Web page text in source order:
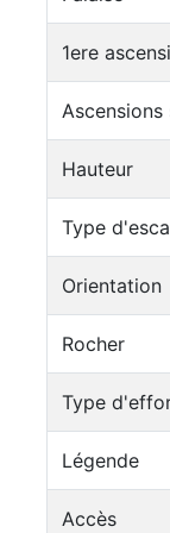
1ere
Ascensions
Hauteur
Type
Orientation
Rocher
Type
Légende
Accès